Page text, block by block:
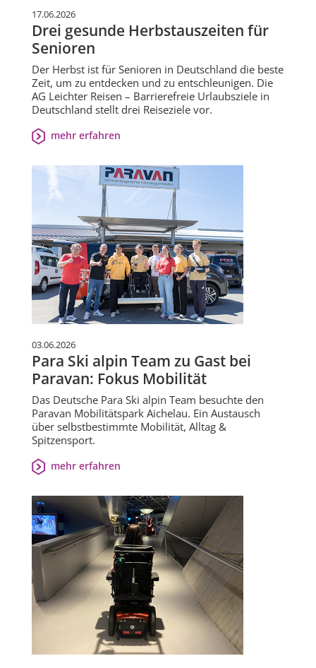
17.06.2026
Drei gesunde Herbstauszeiten für
Senioren
Der Herbst ist für Senioren in Deutschland die beste
Zeit, um zu entdecken und zu entschleunigen. Die
AG Leichter Reisen – Barrierefreie Urlaubsziele in
Deutschland stellt drei Reiseziele vor.
mehr erfahren
03.06.2026
Para Ski alpin Team zu Gast bei
Paravan: Fokus Mobilität
Das Deutsche Para Ski alpin Team besuchte den
Paravan Mobilitätspark Aichelau. Ein Austausch
über selbstbestimmte Mobilität, Alltag &
Spitzensport.
mehr erfahren